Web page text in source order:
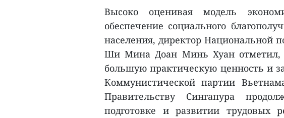
Высоко оценивая модель
обеспечение социального
населения, директор Национальной
Ши Мина Доан Минь Хуан отметил,
большую практическую ценность и
Коммунистической партии
Правительству Сингапура
подготовке и развитии трудовых